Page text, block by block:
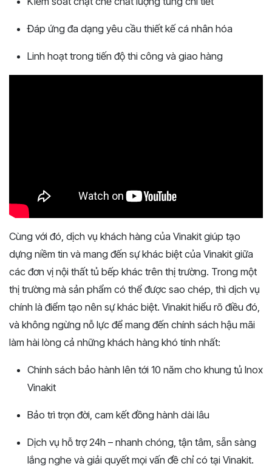
Đáp ứng đa dạng yêu cầu thiết kế cá nhân hóa
Linh hoạt trong tiến độ thi công và giao hàng
Cùng với đó, dịch vụ khách hàng của Vinakit giúp tạo
dựng niềm tin và mang đến sự khác biệt của Vinakit giữa
các đơn vị nội thất tủ bếp khác trên thị trường. Trong một
thị trường mà sản phẩm có thể được sao chép, thì dịch vụ
chính là điểm tạo nên sự khác biệt. Vinakit hiểu rõ điều đó,
và không ngừng nỗ lực để mang đến chính sách hậu mãi
làm hài lòng cả những khách hàng khó tính nhất:
Chính sách bảo hành lên tới 10 năm cho khung tủ Inox
Vinakit
Bảo trì trọn đời, cam kết đồng hành dài lâu
Dịch vụ hỗ trợ 24h – nhanh chóng, tận tâm, sẵn sàng
lắng nghe và giải quyết mọi vấn đề chỉ có tại Vinakit.